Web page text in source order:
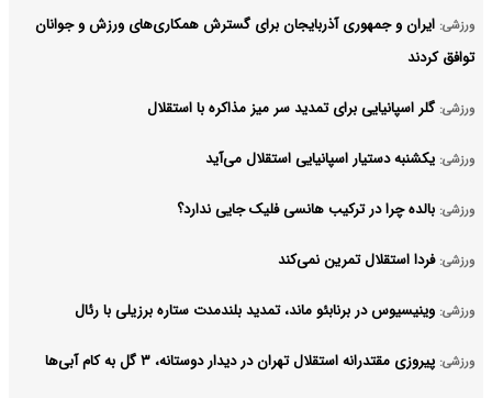
ورزشی: ایران و جمهوری آذربایجان برای گسترش همکاری‌های ورزش و جوانان
توافق کردند
ورزشی: گلر اسپانیایی برای تمدید سر میز مذاکره با استقلال
ورزشی: یکشنبه دستیار اسپانیایی استقلال می‌آید
ورزشی: بالده چرا در ترکیب هانسی فلیک جایی ندارد؟
ورزشی: فردا استقلال تمرین نمی‌کند
ورزشی: وینیسیوس در برنابئو ماند، تمدید بلندمدت ستاره برزیلی با رئال
ورزشی: پیروزی مقتدرانه استقلال تهران در دیدار دوستانه، ۳ گل به کام آبی‌ها